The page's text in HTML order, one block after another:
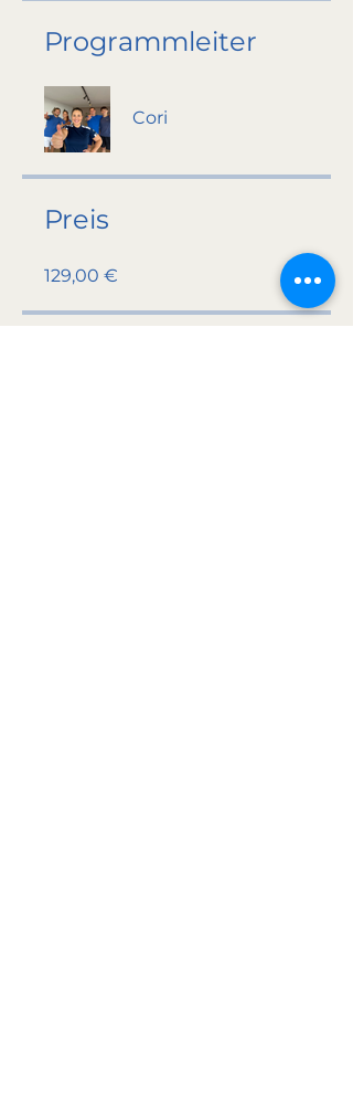
Programmleiter
Cori
Preis
129,00 €